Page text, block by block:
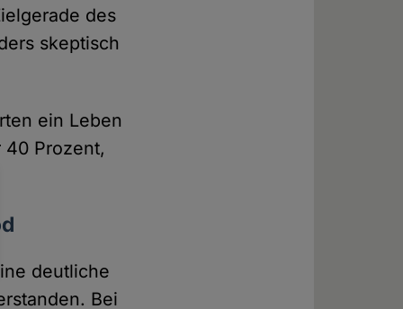
des
skeptisch
ein Leben
Prozent,
deutliche
Bei